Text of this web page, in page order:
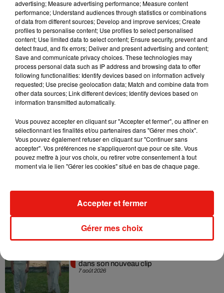
Voltage !
Musique
7 août 2026
dans son nouveau clip
advertising; Measure advertising performance; Measure content
performance; Understand audiences through statistics or combinations
of data from different sources; Develop and improve services; Create
profiles to personalise content; Use profiles to select personalised
content; Use limited data to select content; Ensure security, prevent and
detect fraud, and fix errors; Deliver and present advertising and content;
Save and communicate privacy choices. These technologies may
process personal data such as IP address and browsing data to offer
following functionalities: Identify devices based on information actively
requested; Use precise geolocation data; Match and combine data from
other data sources; Link different devices; Identify devices based on
information transmitted automatically.
Vous pouvez accepter en cliquant sur "Accepter et fermer", ou affiner en
sélectionnant les finalités et/ou partenaires dans "Gérer mes choix".
Vous pouvez également refuser en cliquant sur "Continuer sans
accepter". Vos préférences ne s'appliqueront que pour ce site. Vous
pouvez mettre à jour vos choix, ou retirer votre consentement à tout
moment via le lien "Gérer les cookies" situé en bas de chaque page.
Gérer mes choix
Accepter et fermer